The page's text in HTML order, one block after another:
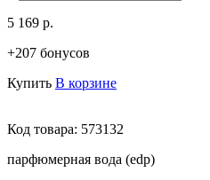
5 169 р.
+207 бонусов
Купить В корзине
Код товара: 573132
парфюмерная вода (edp)